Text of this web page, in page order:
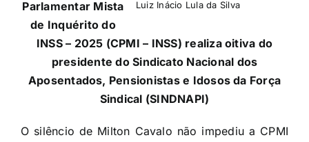
Luiz Inácio Lula da Silva
Parlamentar Mista
de Inquérito do
INSS – 2025 (CPMI – INSS) realiza oitiva do
presidente do Sindicato Nacional dos
Aposentados, Pensionistas e Idosos da Força
Sindical (SINDNAPI)
O silêncio de Milton Cavalo não impediu a CPMI